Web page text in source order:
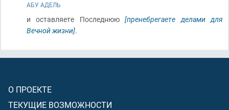
АБУ АДЕЛЬ
и оставляете Последнюю[пренебрегаете делами для
Вечной жизни].
О ПРОЕКТЕ
ТЕКУЩИЕ ВОЗМОЖНОСТИ